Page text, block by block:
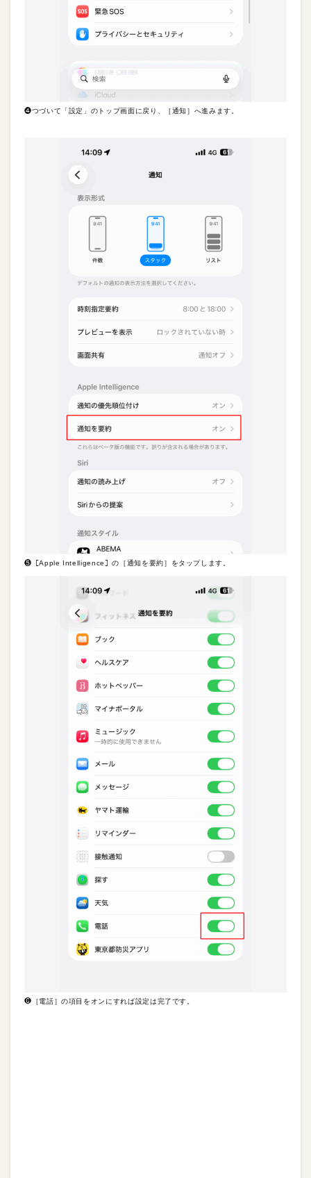
❹つづいて「設定」のトップ画面に戻り、［通知］へ進みます。
❺［Apple Intelligence］の［通知を要約］をタップします。
❻［電話］の項目をオンにすれば設定は完了です。